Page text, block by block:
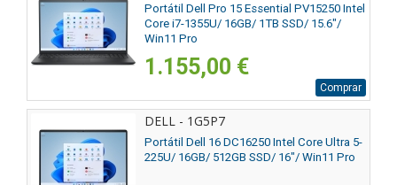
Portátil Dell Pro 15 Essential PV15250 Intel
Core i7-1355U/ 16GB/ 1TB SSD/ 15.6"/
Win11 Pro
1.155,00 €
Comprar
DELL - 1G5P7
Portátil Dell 16 DC16250 Intel Core Ultra 5-
225U/ 16GB/ 512GB SSD/ 16"/ Win11 Pro